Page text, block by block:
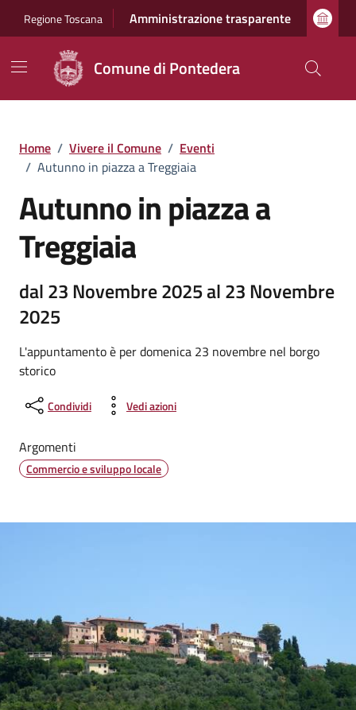
Regione Toscana Amministrazione trasparente
Comune di Pontedera
Home / Vivere il Comune / Eventi
/ Autunno in piazza a Treggiaia
Autunno in piazza a
Treggiaia
dal 23 Novembre 2025 al 23 Novembre
2025
L'appuntamento è per domenica 23 novembre nel borgo
storico
Condividi Vedi azioni
Argomenti
Commercio e sviluppo locale